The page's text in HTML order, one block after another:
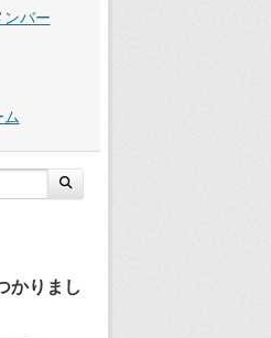
バー
かりまし